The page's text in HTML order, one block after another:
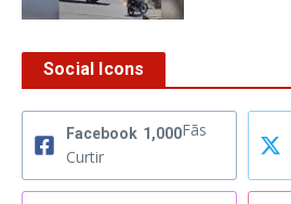
Social Icons
Facebook 1,000Fãs
Curtir